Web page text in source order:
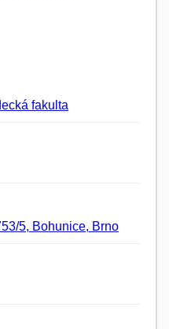
fakulta
5, Bohunice, Brno